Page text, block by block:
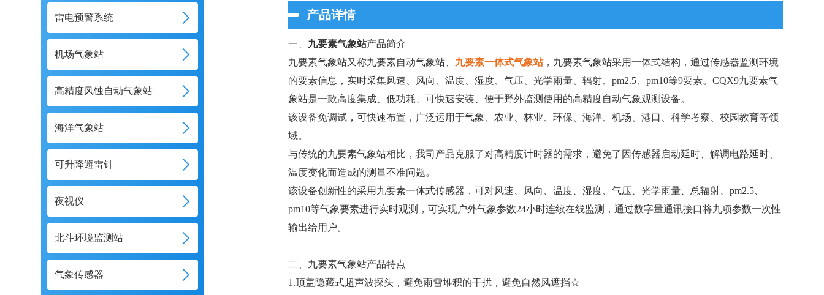
雷电预警系统
机场气象站
高精度风蚀自动气象站
海洋气象站
可升降避雷针
夜视仪
北斗环境监测站
气象传感器
产品详情
一、 九要素气象站产品简介
九要素气象站又称九要素自动气象站、 九要素一体式气象站，九要素气象站采用一体式结构，通过传感器监测环境
的要素信息，实时采集风速、风向、温度、湿度、气压、光学雨量、辐射、pm2.5、pm10等9要素。CQX9九要素气
象站是一款高度集成、低功耗、可快速安装、便于野外监测使用的高精度自动气象观测设备。
该设备免调试，可快速布置，广泛运用于气象、农业、林业、环保、海洋、机场、港口、科学考察、校园教育等领
域。
与传统的九要素气象站相比，我司产品克服了对高精度计时器的需求，避免了因传感器启动延时、解调电路延时、
温度变化而造成的测量不准问题。
该设备创新性的采用九要素一体式传感器，可对风速、风向、温度、湿度、气压、光学雨量、总辐射、pm2.5、
pm10等气象要素进行实时观测，可实现户外气象参数24小时连续在线监测，通过数字量通讯接口将九项参数一次性
输出给用户。
二、九要素气象站产品特点
1.顶盖隐藏式超声波探头，避免雨雪堆积的干扰，避免自然风遮挡☆